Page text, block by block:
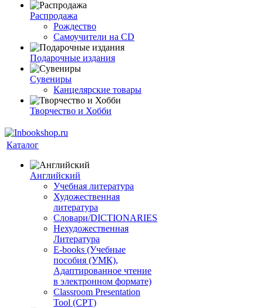
Распродажа
Рождество
Самоучители на CD
Подарочные издания
Сувениры
Канцелярские товары
Творчество и Хобби
Каталог
Английский
Учебная литература
Художественная
литература
Словари/DICTIONARIES
Нехудожественная
Литература
E-books (Учебные
пособия (УМК),
Адаптированное чтение
в электронном формате)
Classroom Presentation
Tool (CPT)